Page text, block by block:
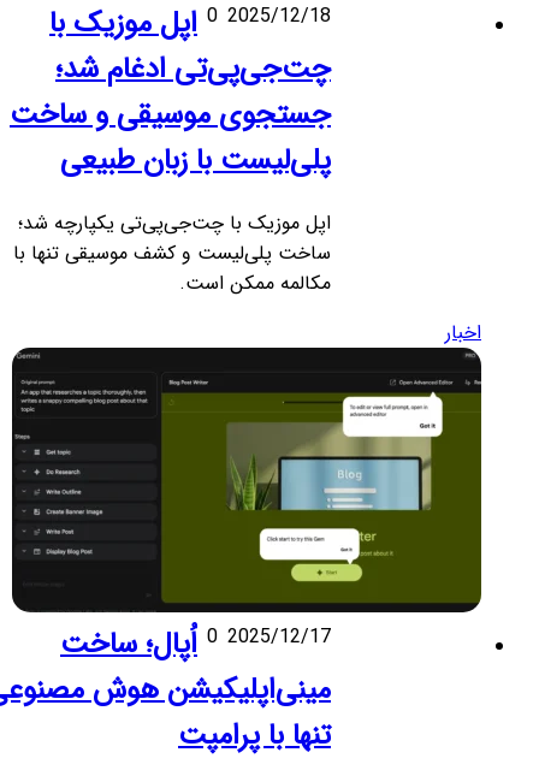
2025/12/18
0 اپل موزیک با
چت‌جی‌پی‌تی ادغام شد؛
جستجوی موسیقی و ساخت
پلی‌لیست با زبان طبیعی
اپل موزیک با چت‌جی‌پی‌تی یکپارچه شد؛
ساخت پلی‌لیست و کشف موسیقی تنها با
مکالمه ممکن است.
اخبار
2025/12/17
0 اُپال؛ ساخت
مینی‌اپلیکیشن هوش مصنوعی
تنها با پرامپت